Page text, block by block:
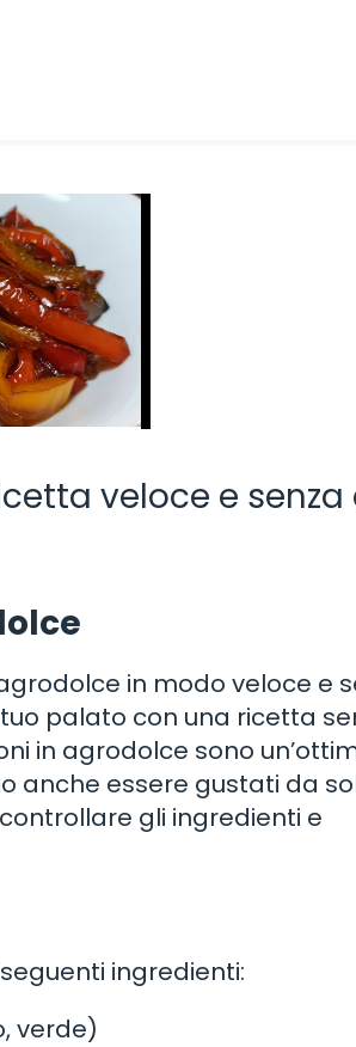
veloce e
in modo veloce e
palato con una ricetta
in agrodolce sono
anche essere gustati da
gli ingredienti e
ingredienti:
verde)